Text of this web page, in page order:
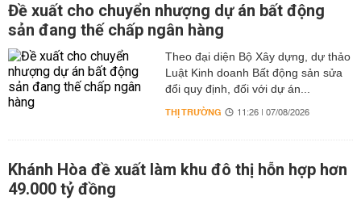
Đề xuất cho chuyển nhượng dự án bất động
sản đang thế chấp ngân hàng
Theo đại diện Bộ Xây dựng, dự thảo
Luật Kinh doanh Bất động sản sửa
đổi quy định, đối với dự án...
THỊ TRƯỜNG 11:26 | 07/08/2026
Khánh Hòa đề xuất làm khu đô thị hỗn hợp hơn
49.000 tỷ đồng